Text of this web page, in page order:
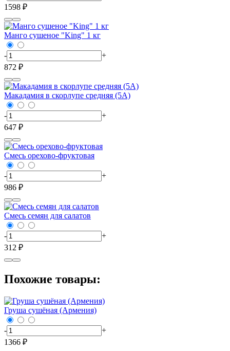
1598 ₽
Манго сушеное "King" 1 кг
-
+
872 ₽
Макадамия в скорлупе средняя (5А)
-
+
647 ₽
Смесь орехово-фруктовая
-
+
986 ₽
Смесь семян для салатов
-
+
312 ₽
Похожие товары:
Груша сушёная (Армения)
-
+
1366 ₽